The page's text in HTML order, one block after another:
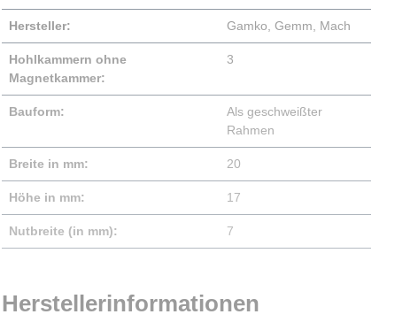
Hersteller: Gamko , Gemm , Mach
Hohlkammern ohne
Magnetkammer:
3
Bauform:
Als geschweißter
Rahmen
Breite in mm: 20
Höhe in mm: 17
Nutbreite (in mm): 7
Herstellerinformationen